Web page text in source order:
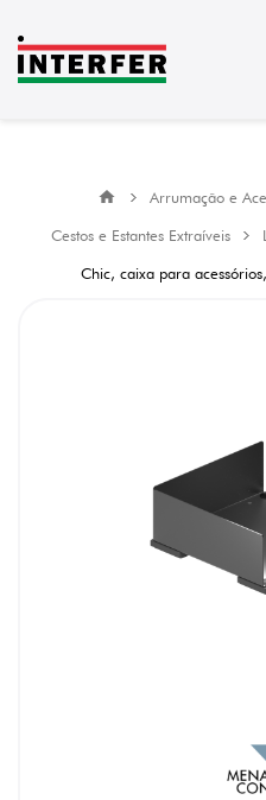
Arrumação e
Cestos e Estantes Extraíveis
Chic, caixa para